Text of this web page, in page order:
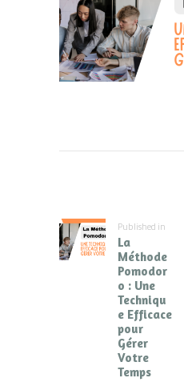
Published in
La
Méthode
Pomodor
o : Une
Techniqu
e Efficace
pour
Gérer
Votre
Temps